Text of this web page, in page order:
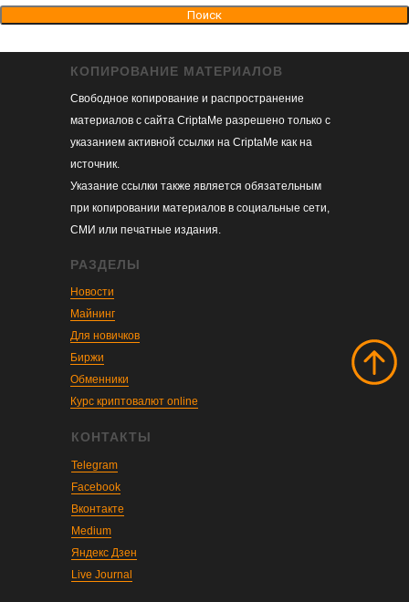
Поиск
КОПИРОВАНИЕ МАТЕРИАЛОВ
Свободное копирование и распространение
материалов с сайта CriptaMe разрешено только с
указанием активной ссылки на CriptaMe как на
источник.
Указание ссылки также является обязательным
при копировании материалов в социальные сети,
СМИ или печатные издания.
РАЗДЕЛЫ
Новости
Майнинг
Для новичков
Биржи
Обменники
Курс криптовалют online
КОНТАКТЫ
Telegram
Facebook
Вконтакте
Medium
Яндекс Дзен
Live Journal